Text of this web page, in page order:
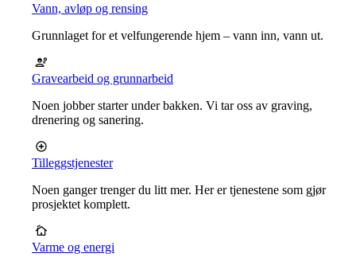
Vann, avløp og rensing
Grunnlaget for et velfungerende hjem – vann inn, vann ut.
Gravearbeid og grunnarbeid
Noen jobber starter under bakken. Vi tar oss av graving,
drenering og sanering.
Tilleggstjenester
Noen ganger trenger du litt mer. Her er tjenestene som gjør
prosjektet komplett.
Varme og energi